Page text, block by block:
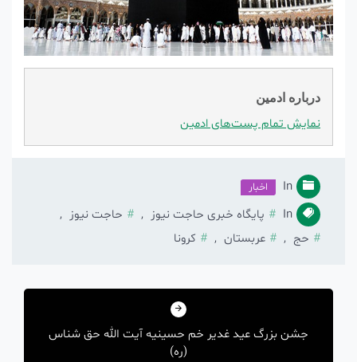
درباره ادمین
نمایش تمام پست‌های ادمین
In اخبار
In پایگاه خبری حاجت نیوز , حاجت نیوز ,
حج , عربستان , کرونا
راهبری
جشن بزرگ عید غدیر خم حسينيه آيت الله حق شناس
(ره)